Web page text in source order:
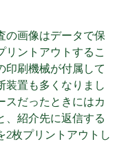
の画像はデータで保
リントアウトするこ
印刷機械が付属して
装置も多くなりまし
スだったときにはカ
、紹介先に返信する
2枚プリントアウトし